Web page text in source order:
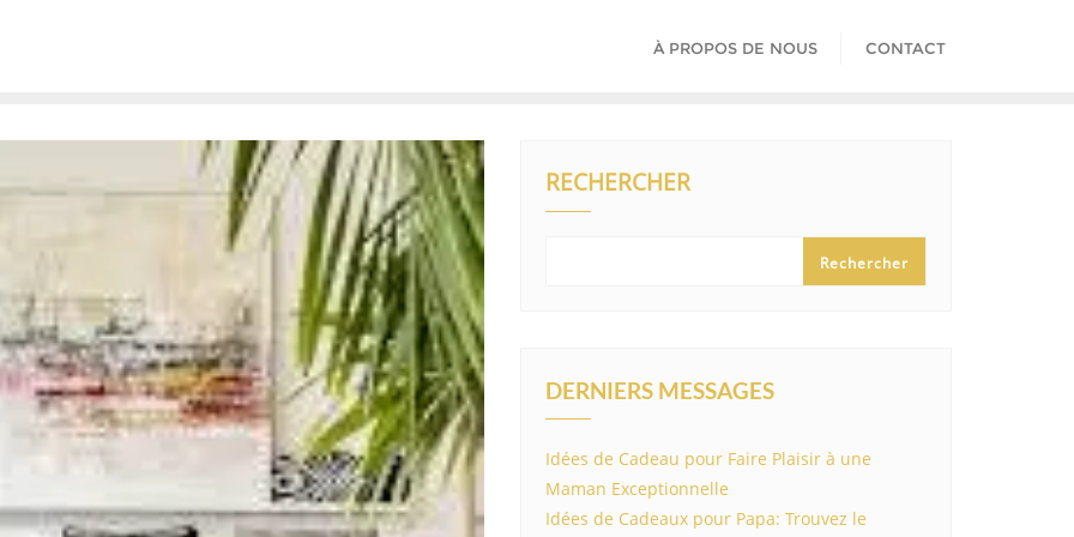
À PROPOS DE NOUS CONTACT
RECHERCHER
Rechercher
DERNIERS MESSAGES
Idées de Cadeau pour Faire Plaisir à une
Maman Exceptionnelle
Idées de Cadeaux pour Papa: Trouvez le